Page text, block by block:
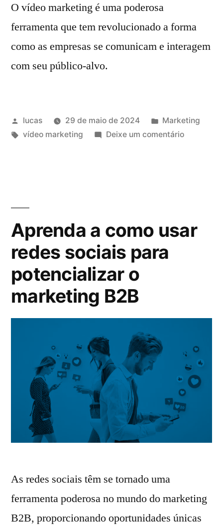
O vídeo marketing é uma poderosa
ferramenta que tem revolucionado a forma
como as empresas se comunicam e interagem
com seu público-alvo.
lucas 29 de maio de 2024
Marketing
vídeo marketing
Deixe um comentário
Aprenda a como usar
redes sociais para
potencializar o
marketing B2B
As redes sociais têm se tornado uma
ferramenta poderosa no mundo do marketing
B2B, proporcionando oportunidades únicas